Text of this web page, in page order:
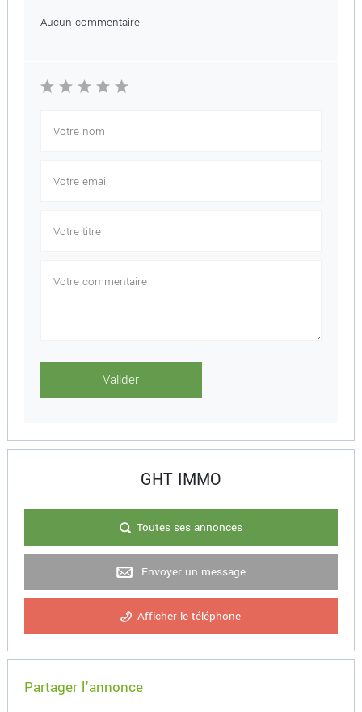
Aucun commentaire
GHT IMMO
Toutes ses annonces
Envoyer un message
Afficher le téléphone
Partager l'annonce